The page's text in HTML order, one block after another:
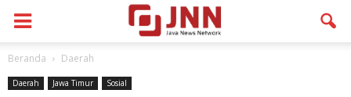
Beranda Daerah
Daerah Jawa Timur Sosial